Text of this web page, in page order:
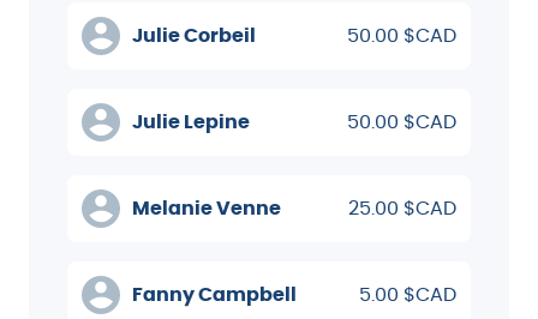
Julie Corbeil 50.00 $CAD
Julie Lepine 50.00 $CAD
Melanie Venne 25.00 $CAD
Fanny Campbell 5.00 $CAD